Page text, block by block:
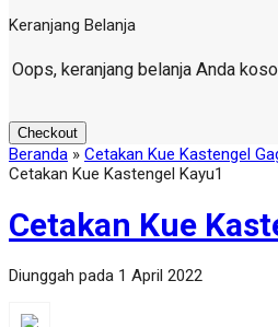
Keranjang Belanja
Oops, keranjang belanja Anda
Checkout
Beranda » Cetakan Kue Kastengel
Cetakan Kue Kastengel Kayu1
Cetakan Kue
Diunggah pada 1 April 2022